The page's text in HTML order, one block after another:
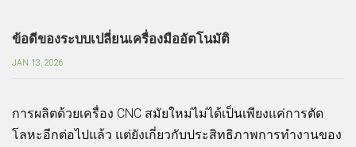
ข้อดีของระบบเปลี่ยนเครื่องมืออัตโนมัติ
JAN 13, 2026
การผลิตด้วยเครื่อง CNC สมัยใหม่ไม่ได้เป็นเพียงแค่การตัด
โลหะอีกต่อไปแล้ว แต่ยังเกี่ยวกับประสิทธิภาพการทำงานของ